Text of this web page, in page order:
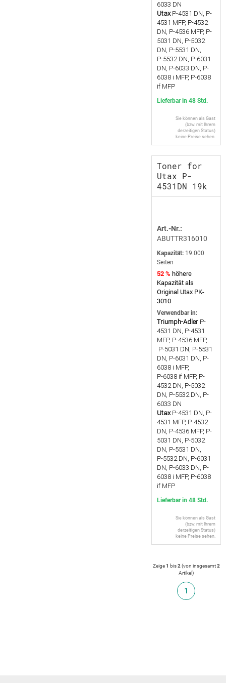
6033 DN
Utax P-4531 DN, P-
4531 MFP, P-4532
DN, P-4536 MFP, P-
5031 DN, P-5032
DN, P-5531 DN,
P-5532 DN, P-6031
DN, P-6033 DN, P-
6038 i MFP, P-6038
if MFP
Lieferbar in 48 Std.
Sie können als Gast
(bzw. mit Ihrem
derzeitigen Status)
keine Preise sehen.
Toner for
Utax P-
4531DN 19k
Art.-Nr.:
ABUTTR316010
Kapazität: 19.000
Seiten
52 % höhere
Kapazität als
Original Utax PK-
3010
Verwendbar in:
Triumph-Adler P-
4531 DN, P-4531
MFP, P-4536 MFP,
P-5031 DN, P-5531
DN, P-6031 DN, P-
6038 i MFP,
P-6038 if MFP, P-
4532 DN, P-5032
DN, P-5532 DN, P-
6033 DN
Utax P-4531 DN, P-
4531 MFP, P-4532
DN, P-4536 MFP, P-
5031 DN, P-5032
DN, P-5531 DN,
P-5532 DN, P-6031
DN, P-6033 DN, P-
6038 i MFP, P-6038
if MFP
Lieferbar in 48 Std.
Sie können als Gast
(bzw. mit Ihrem
derzeitigen Status)
keine Preise sehen.
Zeige1 bis2(von insgesamt2
Artikel)
1